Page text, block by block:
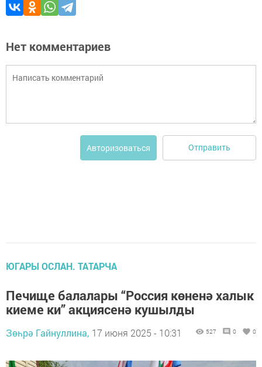
Нет комментариев
Авторизоваться Отправить
ЮГАРЫ ОСЛАН. ТАТАРЧА
Печище балалары “Россия көненә халык
киеме ки” акциясенә кушылды
Зөһрә Гайнуллина, 17 июня 2025 - 10:31 527 0 0